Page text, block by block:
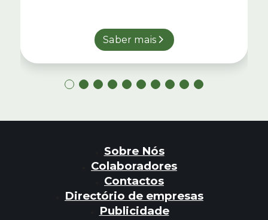
Saber mais
Sobre Nós
Colaboradores
Contactos
Directório de empresas
Publicidade